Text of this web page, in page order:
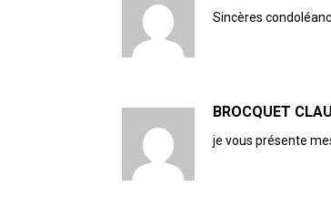
Sincères
BROCQUET
je vous présente